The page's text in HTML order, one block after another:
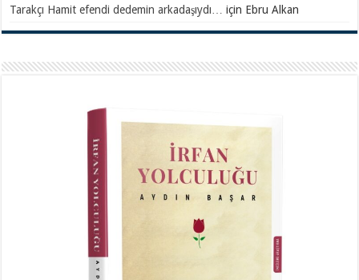
Tarakçı Hamit efendi dedemin arkadaşıydı…
için Ebru Alkan